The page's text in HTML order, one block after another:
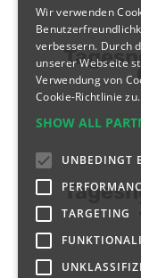
Wir verwenden
verbessern. Durch
unserer Webseite
Verwendung von
Cookie-Richtlinie zu.
SHOW ALL
UNBEDINGT
TARGETING